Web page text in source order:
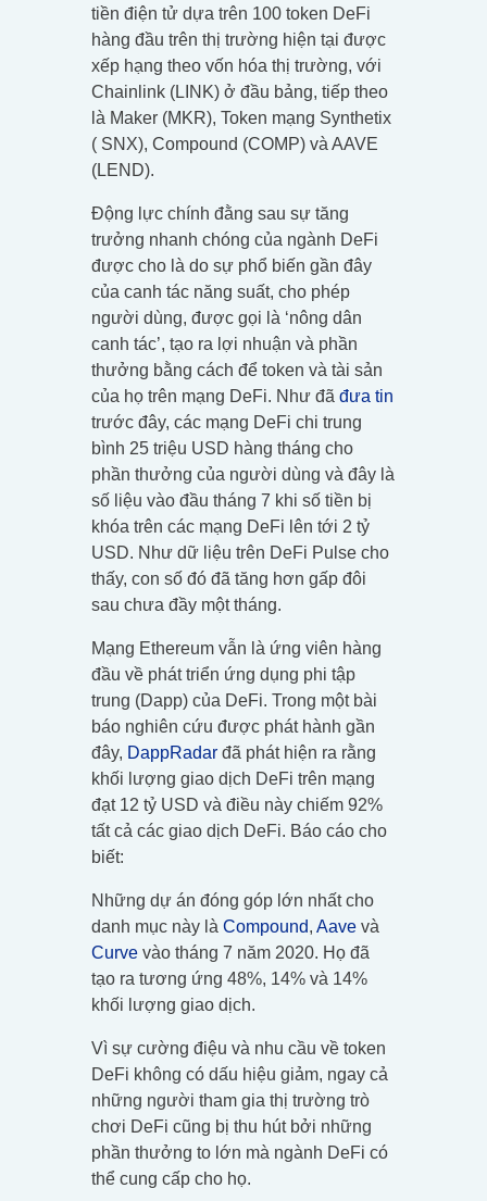
tiền điện tử dựa trên 100 token DeFi
hàng đầu trên thị trường hiện tại được
xếp hạng theo vốn hóa thị trường, với
Chainlink (LINK) ở đầu bảng, tiếp theo
là Maker (MKR), Token mạng Synthetix
( SNX), Compound (COMP) và AAVE
(LEND).
Động lực chính đằng sau sự tăng
trưởng nhanh chóng của ngành DeFi
được cho là do sự phổ biến gần đây
của canh tác năng suất, cho phép
người dùng, được gọi là ‘nông dân
canh tác’, tạo ra lợi nhuận và phần
thưởng bằng cách để token và tài sản
của họ trên mạng DeFi. Như đã đưa tin
trước đây, các mạng DeFi chi trung
bình 25 triệu USD hàng tháng cho
phần thưởng của người dùng và đây là
số liệu vào đầu tháng 7 khi số tiền bị
khóa trên các mạng DeFi lên tới 2 tỷ
USD. Như dữ liệu trên DeFi Pulse cho
thấy, con số đó đã tăng hơn gấp đôi
sau chưa đầy một tháng.
Mạng Ethereum vẫn là ứng viên hàng
đầu về phát triển ứng dụng phi tập
trung (Dapp) của DeFi. Trong một bài
báo nghiên cứu được phát hành gần
đây, DappRadar đã phát hiện ra rằng
khối lượng giao dịch DeFi trên mạng
đạt 12 tỷ USD và điều này chiếm 92%
tất cả các giao dịch DeFi. Báo cáo cho
biết:
Những dự án đóng góp lớn nhất cho
danh mục này là Compound, Aave và
Curve vào tháng 7 năm 2020. Họ đã
tạo ra tương ứng 48%, 14% và 14%
khối lượng giao dịch.
Vì sự cường điệu và nhu cầu về token
DeFi không có dấu hiệu giảm, ngay cả
những người tham gia thị trường trò
chơi DeFi cũng bị thu hút bởi những
phần thưởng to lớn mà ngành DeFi có
thể cung cấp cho họ.